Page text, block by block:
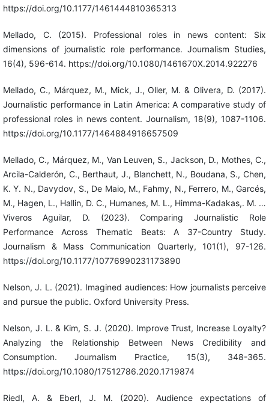
https://doi.org/10.1177/1461444810365313
Mellado, C. (2015). Professional roles in news content: Six
dimensions of journalistic role performance. Journalism Studies,
16(4), 596-614. https://doi.org/10.1080/1461670X.2014.922276
Mellado, C., Márquez, M., Mick, J., Oller, M. & Olivera, D. (2017).
Journalistic performance in Latin America: A comparative study of
professional roles in news content. Journalism, 18(9), 1087-1106.
https://doi.org/10.1177/1464884916657509
Mellado, C., Márquez, M., Van Leuven, S., Jackson, D., Mothes, C.,
Arcila-Calderón, C., Berthaut, J., Blanchett, N., Boudana, S., Chen,
K. Y. N., Davydov, S., De Maio, M., Fahmy, N., Ferrero, M., Garcés,
M., Hagen, L., Hallin, D. C., Humanes, M. L., Himma-Kadakas,. M. …
Viveros Aguilar, D. (2023). Comparing Journalistic Role
Performance Across Thematic Beats: A 37-Country Study.
Journalism & Mass Communication Quarterly, 101(1), 97-126.
https://doi.org/10.1177/10776990231173890
Nelson, J. L. (2021). Imagined audiences: How journalists perceive
and pursue the public. Oxford University Press.
Nelson, J. L. & Kim, S. J. (2020). Improve Trust, Increase Loyalty?
Analyzing the Relationship Between News Credibility and
Consumption. Journalism Practice, 15(3), 348-365.
https://doi.org/10.1080/17512786.2020.1719874
Riedl, A. & Eberl, J. M. (2020). Audience expectations of